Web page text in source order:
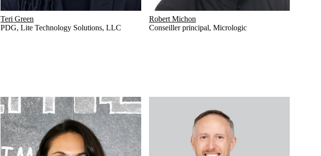
Teri Green
PDG, Lite Technology Solutions, LLC
Robert Michon
Conseiller principal, Micrologic